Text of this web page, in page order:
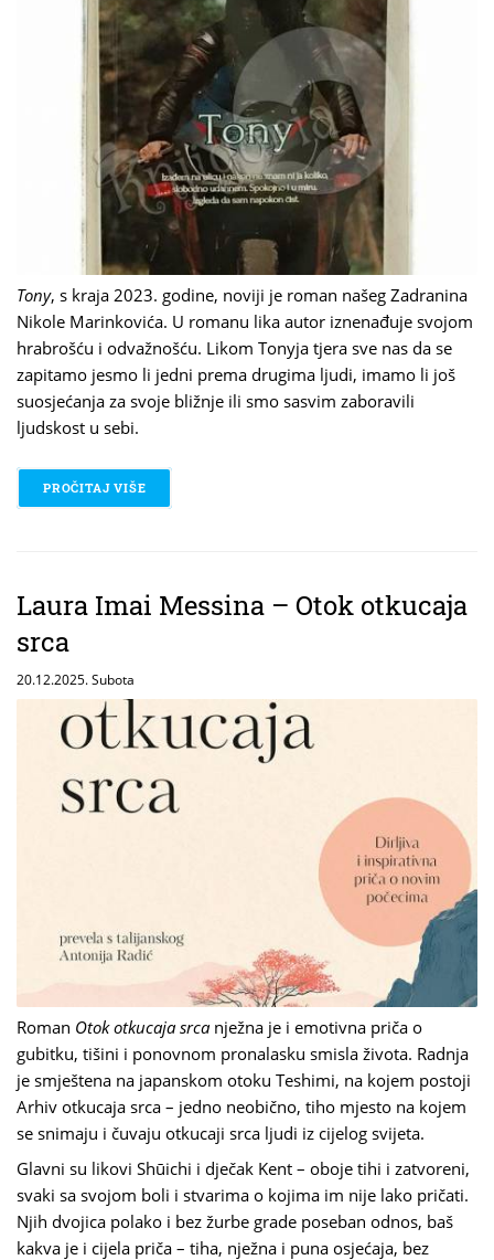
Tony, s kraja 2023. godine, noviji je roman našeg Zadranina
Nikole Marinkovića. U romanu lika autor iznenađuje svojom
hrabrošću i odvažnošću. Likom Tonyja tjera sve nas da se
zapitamo jesmo li jedni prema drugima ljudi, imamo li još
suosjećanja za svoje bližnje ili smo sasvim zaboravili
ljudskost u sebi.
PROČITAJ VIŠE
Laura Imai Messina – Otok otkucaja
srca
20.12.2025. Subota
Roman Otok otkucaja srca nježna je i emotivna priča o
gubitku, tišini i ponovnom pronalasku smisla života. Radnja
je smještena na japanskom otoku Teshimi, na kojem postoji
Arhiv otkucaja srca – jedno neobično, tiho mjesto na kojem
se snimaju i čuvaju otkucaji srca ljudi iz cijelog svijeta.
Glavni su likovi Shūichi i dječak Kent – oboje tihi i zatvoreni,
svaki sa svojom boli i stvarima o kojima im nije lako pričati.
Njih dvojica polako i bez žurbe grade poseban odnos, baš
kakva je i cijela priča – tiha, nježna i puna osjećaja, bez